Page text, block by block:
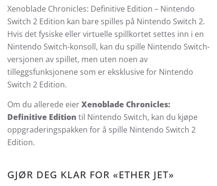
Xenoblade Chronicles: Definitive Edition – Nintendo
Switch 2 Edition kan bare spilles på Nintendo Switch 2.
Hvis det fysiske eller virtuelle spillkortet settes inn i en
Nintendo Switch-konsoll, kan du spille Nintendo Switch-
versjonen av spillet, men uten noen av
tilleggsfunksjonene som er eksklusive for Nintendo
Switch 2 Edition.
Om du allerede eierXenoblade Chronicles:
Definitive Edition til Nintendo Switch, kan du kjøpe
oppgraderingspakken for å spille Nintendo Switch 2
Edition.
GJØR DEG KLAR FOR «ETHER JET»